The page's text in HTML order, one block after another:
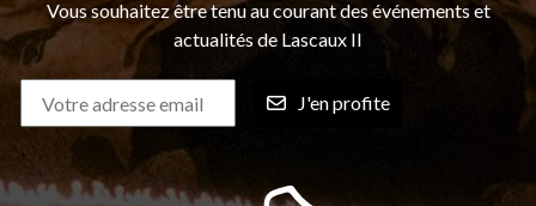
Vous souhaitez être tenu au courant des événements et
actualités de Lascaux II
J'en profite